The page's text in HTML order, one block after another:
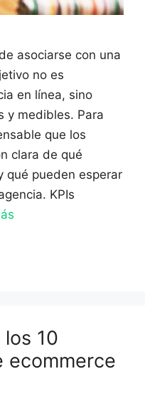
asociarse con una
no es
en línea, sino
y medibles. Para
que los
clara de qué
qué pueden esperar
KPIs
10
ecommerce